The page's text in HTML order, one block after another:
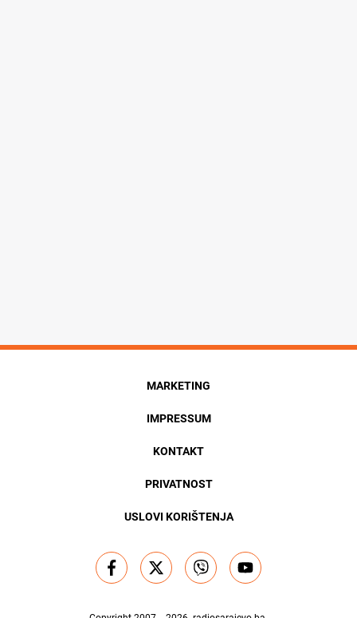
MARKETING
IMPRESSUM
KONTAKT
PRIVATNOST
USLOVI KORIŠTENJA